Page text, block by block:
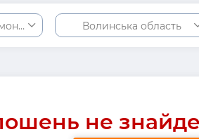
розкидачів добривВолинська область
не